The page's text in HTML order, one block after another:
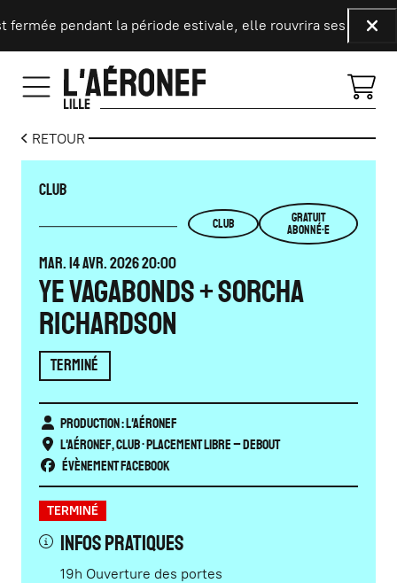
pendant la période estivale, elle rouvrira ses portes
RETOUR
CLUB
CLUB
GRATUIT
ABONNÉ·E
MARDI
MAR. 14AVRIL
AVR. 202620:00
YE VAGABONDS + SORCHA
RICHARDSON
TERMINÉ
Production : L'Aéronef
L'Aéronef,Club• Placement libre – Debout
Évènement Facebook
TERMINÉ
INFOS PRATIQUES
19h Ouverture des portes